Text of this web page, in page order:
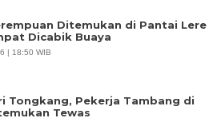
Ditemukan di Pantai Lere
Dicabik Buaya
| 18:50 WIB
Tongkang, Pekerja Tambang di
Tewas